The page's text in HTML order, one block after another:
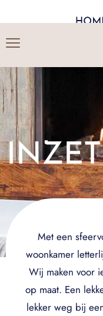
Met een
woonkamer
Wij maken voor
op maat. Een
lekker weg bij